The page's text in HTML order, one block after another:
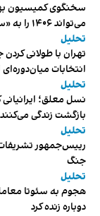
سخنگوی کمیسیون
می‌تواند ۱۴۰۶ را به «سال کشتار بیماران» تبدیل کند
تحلیل
تهران با طولانی
انتخابات
تحلیل
نسل معلق؛
بازگشت زندگی می‌کنند
تحلیل
رییس‌جمهور
جنگ
تحلیل
هجوم به سئوتا
دوباره زنده کرد